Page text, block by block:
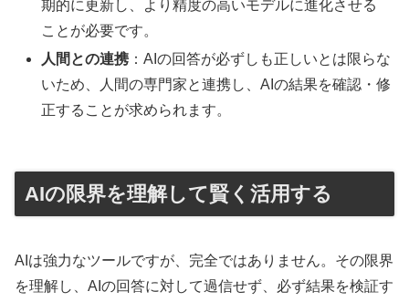
期的に更新し、より精度の高いモデルに進化させる
ことが必要です。
人間との連携 ：AIの回答が必ずしも正しいとは限らな
いため、人間の専門家と連携し、AIの結果を確認・修
正することが求められます。
AIの限界を理解して賢く活用する
AIは強力なツールですが、完全ではありません。その限界
を理解し、AIの回答に対して過信せず、必ず結果を検証す